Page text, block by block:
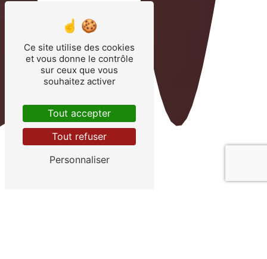
Ce site utilise des cookies
et vous donne le contrôle
sur ceux que vous
souhaitez activer
Tout accepter
Tout refuser
Personnaliser